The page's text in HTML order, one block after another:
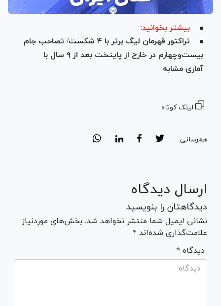
بیشتر بخوانید:
تراکتور قهرمان لیگ برتر با ۴ شکست/ تصاحب جام
بیست‌وچهارم در خارج از پایتخت بعد از ۹ سال با
آماری مشابه
لینک کوتاه
هم‌رسانی:
ارسال دیدگاه
دیدگاهتان را بنویسید
نشانی ایمیل شما منتشر نخواهد شد. بخش‌های موردنیاز
علامت‌گذاری شده‌اند *
* دیدگاه